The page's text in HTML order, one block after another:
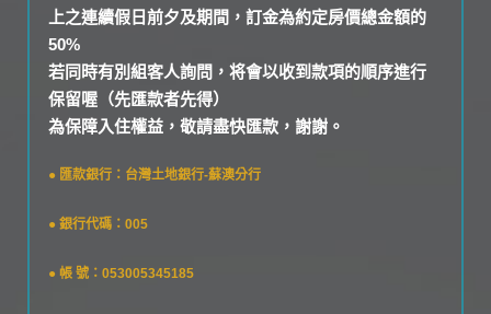
上之連續假日前夕及期間，訂金為約定房價總金額的
50%
若同時有別組客人詢問，将會以收到款項的順序進行
保留喔（先匯款者先得）
為保障入住權益，敬請盡快匯款，謝謝。
● 匯款銀行：台灣土地銀行-蘇澳分行
● 銀行代碼：005
● 帳 號：053005345185